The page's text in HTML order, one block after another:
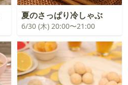
夏のさっぱり冷しゃぶ
6/30 (木) 20:00〜21:00